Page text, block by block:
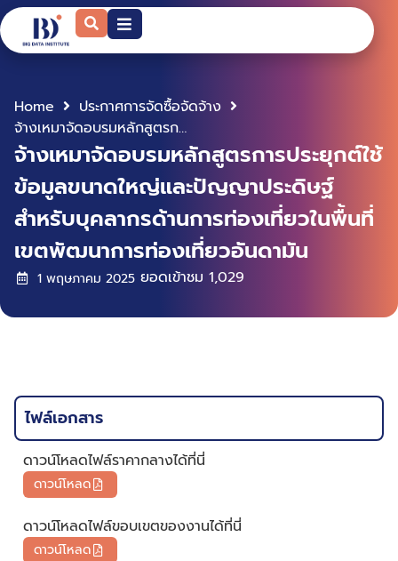
Home
ประกาศการจัดซื้อจัดจ้าง
จ้างเหมาจัดอบรมหลักสูตรการประยุกต์ใช้ข้อมูลขนาดใหญ่และปัญญาประดิษฐ์สำหรับบุคลากรด้านการท่องเที่ยวในพื้นที่เขตพัฒนาการท่องเที่ยวอันดามัน
จ้างเหมาจัดอบรมหลักสูตรการประยุกต์ใช้
ข้อมูลขนาดใหญ่และปัญญาประดิษฐ์
สำหรับบุคลากรด้านการท่องเที่ยวในพื้นที่
เขตพัฒนาการท่องเที่ยวอันดามัน
1 พฤษภาคม 2025 ยอดเข้าชม 1,029
ไฟล์เอกสาร
ดาวน์โหลดไฟล์ราคากลางได้ที่นี่
ดาวน์โหลด
ดาวน์โหลดไฟล์ขอบเขตของงานได้ที่นี่
ดาวน์โหลด